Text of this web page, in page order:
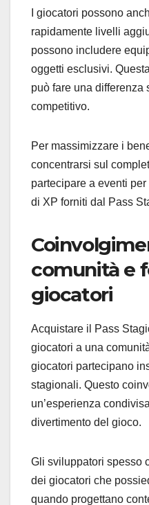
I giocatori possono
rapidamente livelli
possono includere
oggetti esclusivi.
può fare una
competitivo.
Per massimizzare i
concentrarsi sul
partecipare a eventi
di XP forniti dal Pass
comunità e
giocatori
Acquistare il Pass
giocatori a una
giocatori partecipano
stagionali. Questo
un’esperienza
divertimento del gioco.
Gli sviluppatori spesso
dei giocatori che
quando progettano